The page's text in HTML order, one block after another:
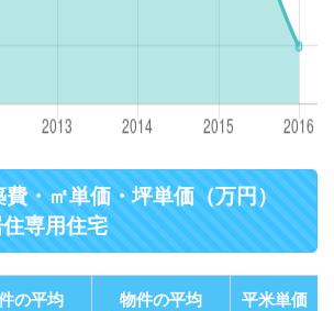
・㎡単価・坪単価（万円）
専用住宅
の平均
物件の平均
平米単価